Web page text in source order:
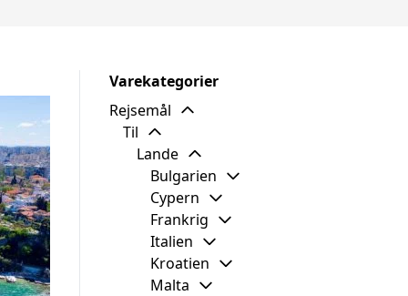
Varekategorier
Rejsemål
Til
Lande
Bulgarien
Cypern
Frankrig
Italien
Kroatien
Malta